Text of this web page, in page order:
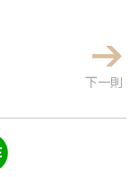
下一則